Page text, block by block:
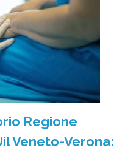
Regione
Veneto-Verona: